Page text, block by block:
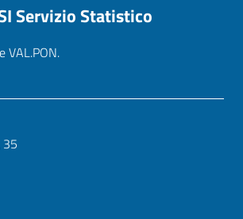
Servizio Statistico
VAL.PON.
35